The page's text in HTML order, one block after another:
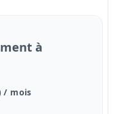
à
/ mois